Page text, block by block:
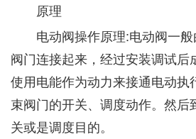
原理
电动阀操作原理:电动阀一般
阀门连接起来，经过安装调试后
使用电能作为动力来接通电动执
束阀门的开关、调度动作。然后
关或是调度目的。